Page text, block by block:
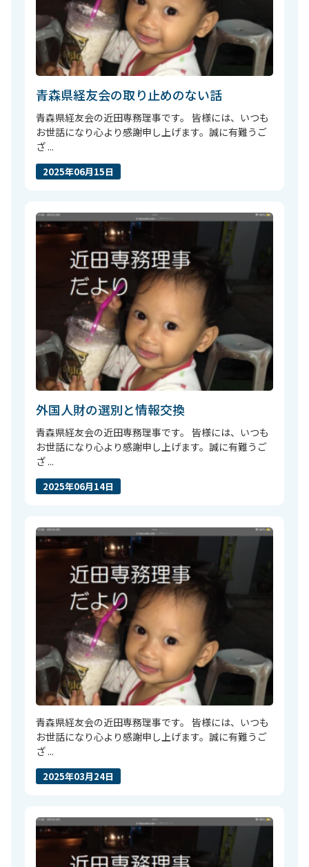
青森県経友会の取り止めのない話
青森県経友会の近田専務理事です。 皆様には、いつも
お世話になり心より感謝申し上げます。誠に有難うご
ざ ...
2025年06月15日
外国人財の選別と情報交換
青森県経友会の近田専務理事です。 皆様には、いつも
お世話になり心より感謝申し上げます。誠に有難うご
ざ ...
2025年06月14日
青森県経友会の近田専務理事です。 皆様には、いつも
お世話になり心より感謝申し上げます。誠に有難うご
ざ ...
2025年03月24日